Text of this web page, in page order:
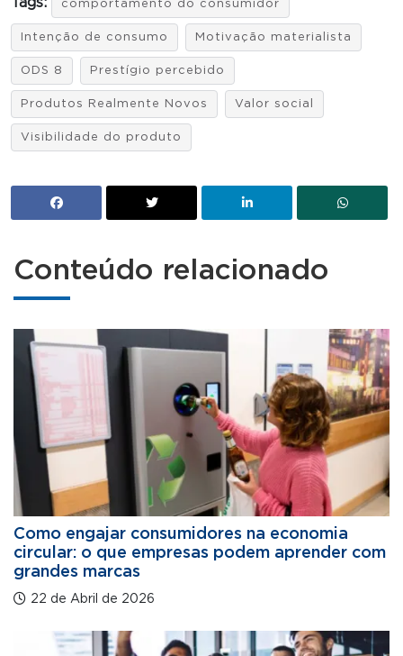
Tags: comportamento do consumidor
Intenção de consumo Motivação materialista
ODS 8 Prestígio percebido
Produtos Realmente Novos Valor social
Visibilidade do produto
Conteúdo relacionado
Como engajar consumidores na economia
circular: o que empresas podem aprender com
grandes marcas
22 de Abril de 2026